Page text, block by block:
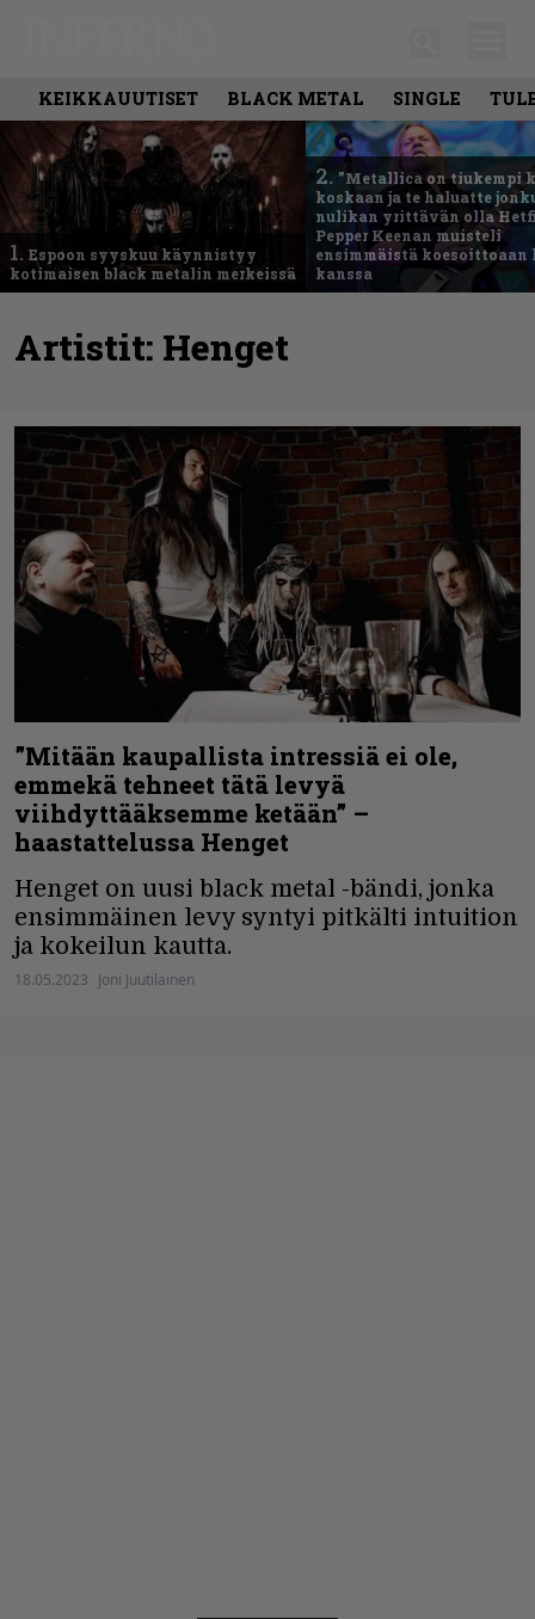
KEIKKAUUTISET BLACK METAL SINGLE
1. Espoon syyskuu käynnistyy
kotimaisen black metalin merkeissä
2. ”Metallica on tiukempi
koskaan ja te haluatte
nulikan yrittävän olla
Pepper Keenan muisteli
ensimmäistä
kanssa
Artistit: Henget
”Mitään kaupallista intressiä ei ole,
emmekä tehneet tätä levyä
viihdyttääksemme ketään” –
haastattelussa Henget
Henget on uusi black metal -bändi, jonka
ensimmäinen levy syntyi pitkälti intuition
ja kokeilun kautta.
18.05.2023 Joni Juutilainen